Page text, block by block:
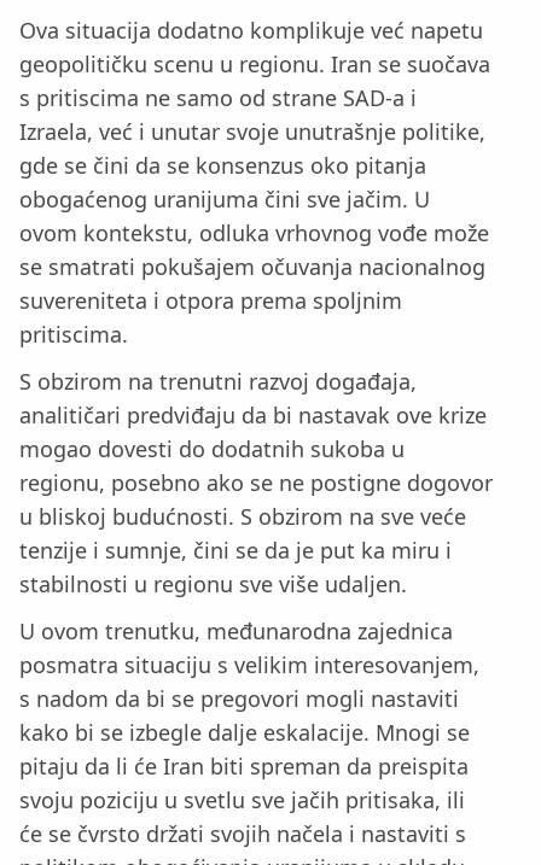
Ova situacija dodatno komplikuje već napetu
geopolitičku scenu u regionu. Iran se suočava
s pritiscima ne samo od strane SAD-a i
Izraela, već i unutar svoje unutrašnje politike,
gde se čini da se konsenzus oko pitanja
obogaćenog uranijuma čini sve jačim. U
ovom kontekstu, odluka vrhovnog vođe može
se smatrati pokušajem očuvanja nacionalnog
suvereniteta i otpora prema spoljnim
pritiscima.
S obzirom na trenutni razvoj događaja,
analitičari predviđaju da bi nastavak ove krize
mogao dovesti do dodatnih sukoba u
regionu, posebno ako se ne postigne dogovor
u bliskoj budućnosti. S obzirom na sve veće
tenzije i sumnje, čini se da je put ka miru i
stabilnosti u regionu sve više udaljen.
U ovom trenutku, međunarodna zajednica
posmatra situaciju s velikim interesovanjem,
s nadom da bi se pregovori mogli nastaviti
kako bi se izbegle dalje eskalacije. Mnogi se
pitaju da li će Iran biti spreman da preispita
svoju poziciju u svetlu sve jačih pritisaka, ili
će se čvrsto držati svojih načela i nastaviti s